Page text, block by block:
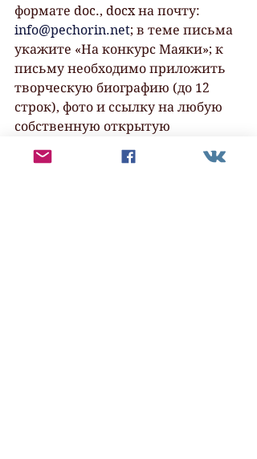
формате doc., docx на почту:
info@pechorin.net; в теме письма
укажите «На конкурс Маяки»; к
письму необходимо приложить
творческую биографию (до 12
строк), фото и ссылку на любую
собственную открытую
социальную сеть.